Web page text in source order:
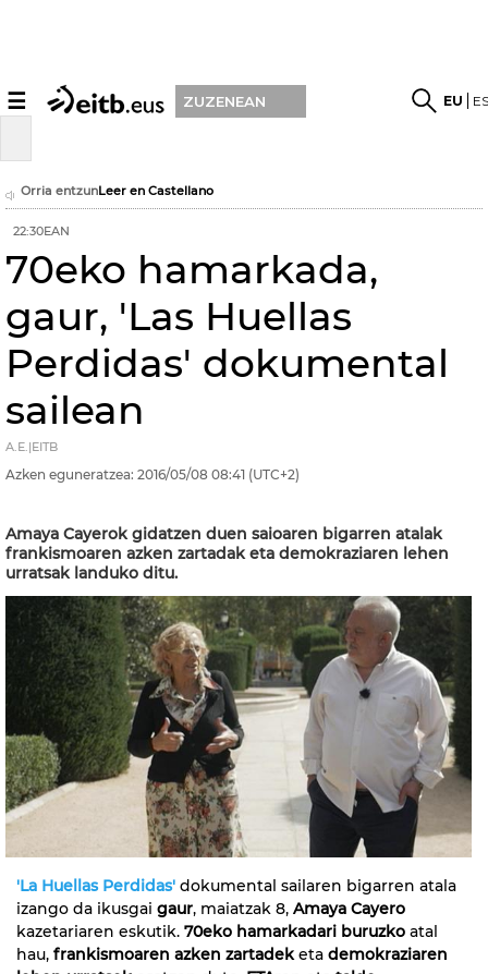
☰ ZUZENEAN EU
Orria entzunLeer en Castellano
22:30EAN
70eko hamarkada,
gaur, 'Las Huellas
Perdidas' dokumental
sailean
A.E.|EITB
Azken eguneratzea: 2016/05/08 08:41 (UTC+2)
Amaya Cayerok gidatzen duen saioaren bigarren atalak
frankismoaren azken zartadak eta demokraziaren lehen
urratsak landuko ditu.
'La Huellas Perdidas' dokumental sailaren bigarren atala
izango da ikusgai gaur, maiatzak 8, Amaya Cayero
kazetariaren eskutik. 70eko hamarkadari buruzko atal
hau, frankismoaren azken zartadeketa demokraziaren